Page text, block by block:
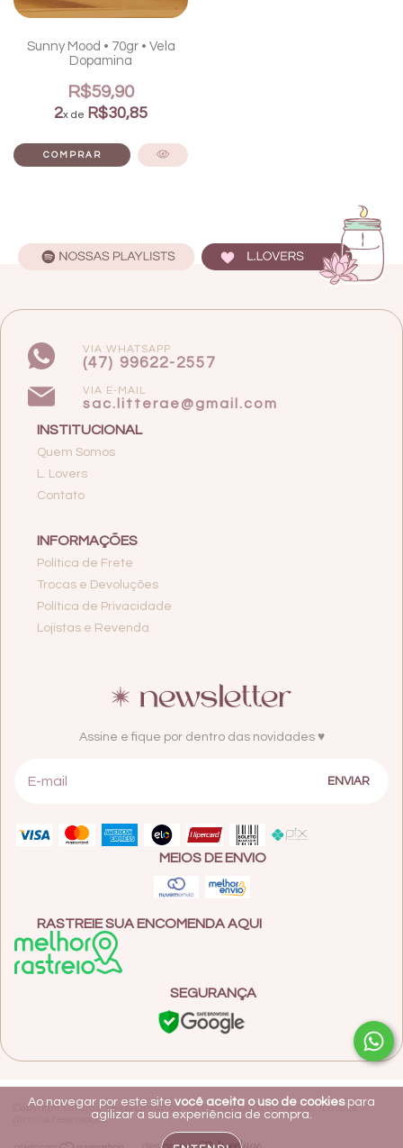
Ao navegar por este site você aceita o uso de cookiespara
agilizar a sua experiência de compra.
Sunny Mood • 70gr • Vela
Dopamina
R$59,90
2x de R$30,85
VIA WHATSAPP
(47) 99622-2557
VIA E-MAIL
sac.litterae@gmail.com
INSTITUCIONAL
Quem Somos
L. Lovers
Contato
INFORMAÇÕES
Política de Frete
Trocas e Devoluções
Política de Privacidade
Lojistas e Revenda
Assine e fique por dentro das novidades ♥
MEIOS DE ENVIO
RASTREIE SUA ENCOMENDA AQUI
SEGURANÇA
Copyright Litterae Velas Literárias - 35649208000110 - 2026. Todos os
direitos reservados.